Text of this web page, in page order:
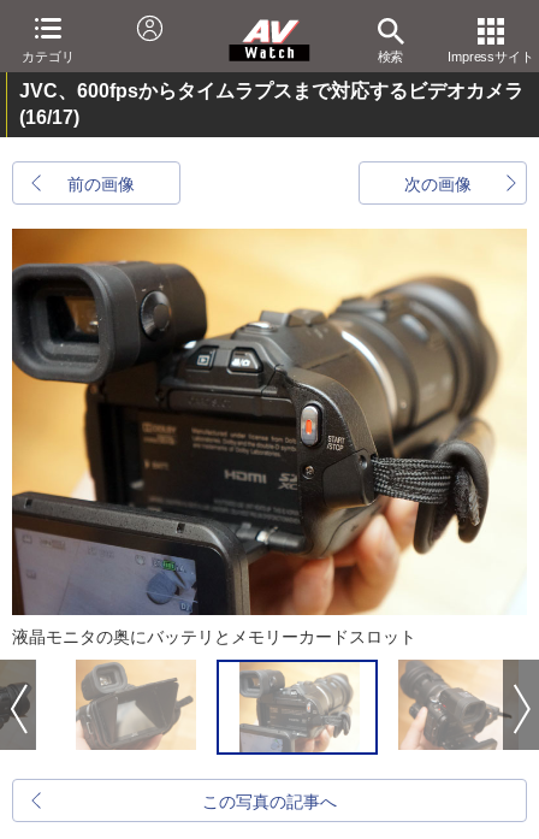
カテゴリ 検索 Impressサイト
JVC、600fpsからタイムラプスまで対応するビデオカメラ
(16/17)
前の画像 次の画像
液晶モニタの奥にバッテリとメモリーカードスロット
この写真の記事へ